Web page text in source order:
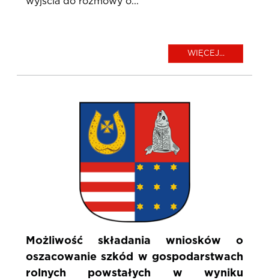
WIĘCEJ...
Możliwość składania wniosków o
oszacowanie szkód w gospodarstwach
rolnych powstałych w wyniku